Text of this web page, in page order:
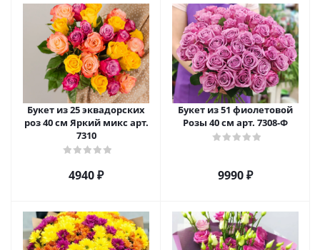
Букет из 25 эквадорских
роз 40 см Яркий микс арт.
7310
4940 ₽
Букет из 51 фиолетовой
Розы 40 см арт. 7308-Ф
9990 ₽